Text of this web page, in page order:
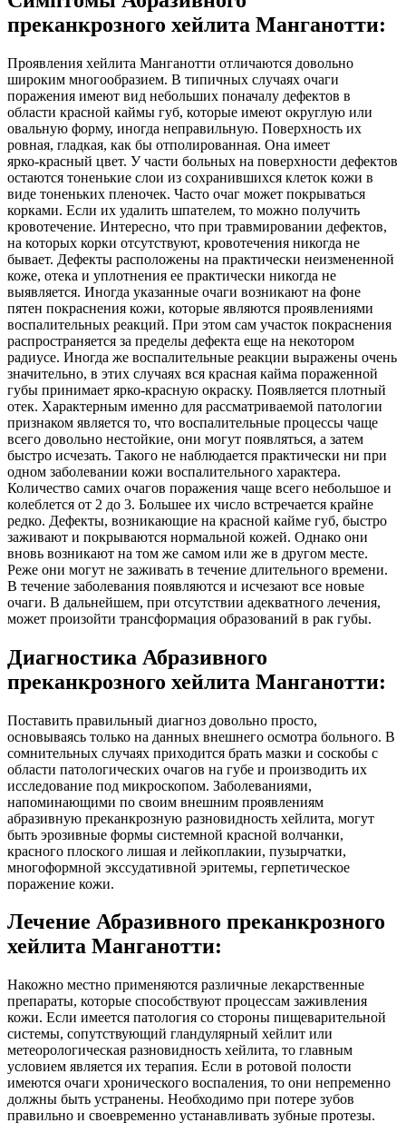
преканкрозного хейлита Манганотти:
Проявления хейлита Манганотти отличаются довольно
широким многообразием. В типичных случаях очаги
поражения имеют вид небольших поначалу дефектов в
области красной каймы губ, которые имеют округлую или
овальную форму, иногда неправильную. Поверхность их
ровная, гладкая, как бы отполированная. Она имеет
ярко‑красный цвет. У части больных на поверхности дефектов
остаются тоненькие слои из сохранившихся клеток кожи в
виде тоненьких пленочек. Часто очаг может покрываться
корками. Если их удалить шпателем, то можно получить
кровотечение. Интересно, что при травмировании дефектов,
на которых корки отсутствуют, кровотечения никогда не
бывает. Дефекты расположены на практически неизмененной
коже, отека и уплотнения ее практически никогда не
выявляется. Иногда указанные очаги возникают на фоне
пятен покраснения кожи, которые являются проявлениями
воспалительных реакций. При этом сам участок покраснения
распространяется за пределы дефекта еще на некотором
радиусе. Иногда же воспалительные реакции выражены очень
значительно, в этих случаях вся красная кайма пораженной
губы принимает ярко‑красную окраску. Появляется плотный
отек. Характерным именно для рассматриваемой патологии
признаком является то, что воспалительные процессы чаще
всего довольно нестойкие, они могут появляться, а затем
быстро исчезать. Такого не наблюдается практически ни при
одном заболевании кожи воспалительного характера.
Количество самих очагов поражения чаще всего небольшое и
колеблется от 2 до 3. Большее их число встречается крайне
редко. Дефекты, возникающие на красной кайме губ, быстро
заживают и покрываются нормальной кожей. Однако они
вновь возникают на том же самом или же в другом месте.
Реже они могут не заживать в течение длительного времени.
В течение заболевания появляются и исчезают все новые
очаги. В дальнейшем, при отсутствии адекватного лечения,
может произойти трансформация образований в рак губы.
Диагностика Абразивного
преканкрозного хейлита Манганотти:
Поставить правильный диагноз довольно просто,
основываясь только на данных внешнего осмотра больного. В
сомнительных случаях приходится брать мазки и соскобы с
области патологических очагов на губе и производить их
исследование под микроскопом. Заболеваниями,
напоминающими по своим внешним проявлениям
абразивную преканкрозную разновидность хейлита, могут
быть эрозивные формы системной красной волчанки,
красного плоского лишая и лейкоплакии, пузырчатки,
многоформной экссудативной эритемы, герпетическое
поражение кожи.
Лечение Абразивного преканкрозного
хейлита Манганотти:
Накожно местно применяются различные лекарственные
препараты, которые способствуют процессам заживления
кожи. Если имеется патология со стороны пищеварительной
системы, сопутствующий гландулярный хейлит или
метеорологическая разновидность хейлита, то главным
условием является их терапия. Если в ротовой полости
имеются очаги хронического воспаления, то они непременно
должны быть устранены. Необходимо при потере зубов
правильно и своевременно устанавливать зубные протезы.